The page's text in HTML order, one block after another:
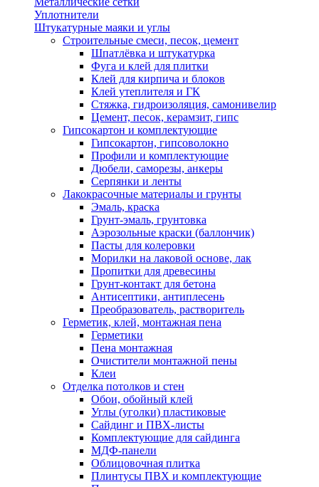
Уплотнители
Штукатурные маяки и углы
Строительные смеси, песок, цемент
Шпатлёвка и штукатурка
Фуга и клей для плитки
Клей для кирпича и блоков
Клей утеплителя и ГК
Стяжка, гидроизоляция, самонивелир
Цемент, песок, керамзит, гипс
Гипсокартон и комплектующие
Гипсокартон, гипсоволокно
Профили и комплектующие
Дюбели, саморезы, анкеры
Серпянки и ленты
Лакокрасочные материалы и грунты
Эмаль, краска
Грунт-эмаль, грунтовка
Аэрозольные краски (баллончик)
Пасты для колеровки
Морилки на лаковой основе, лак
Пропитки для древесины
Грунт-контакт для бетона
Антисептики, антиплесень
Преобразователь, растворитель
Герметик, клей, монтажная пена
Герметики
Пена монтажная
Очистители монтажной пены
Клеи
Отделка потолков и стен
Обои, обойный клей
Углы (уголки) пластиковые
Сайдинг и ПВХ-листы
Комплектующие для сайдинга
МДФ-панели
Облицовочная плитка
Плинтусы ПВХ и комплектующие